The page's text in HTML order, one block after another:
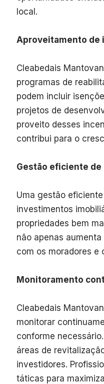
local.
Aproveitamento de
Cleabedais
programas de
podem incluir
projetos de
proveito desses
contribui para o
Gestão eficiente
Uma gestão
investimentos
propriedades bem
não apenas
com os moradores e
Monitoramento
Cleabedais
monitorar
conforme
áreas de
investidores.
táticas para